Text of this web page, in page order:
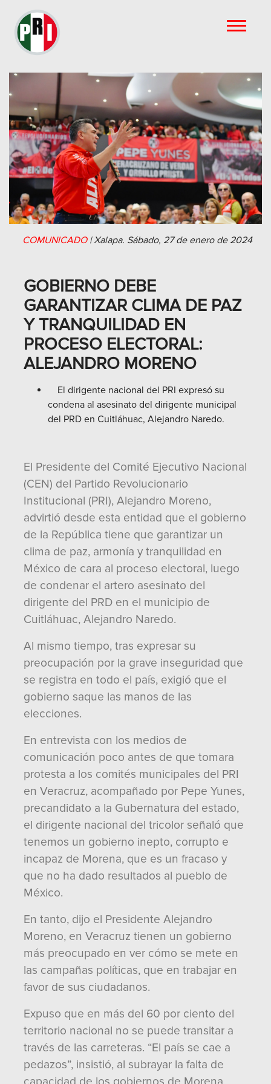
COMUNICADO|Xalapa. Sábado, 27 de enero de 2024
GOBIERNO DEBE
GARANTIZAR CLIMA DE PAZ
Y TRANQUILIDAD EN
PROCESO ELECTORAL:
ALEJANDRO MORENO
El dirigente nacional del PRI expresó su
condena al asesinato del dirigente municipal
del PRD en Cuitláhuac, Alejandro Naredo.
El Presidente del Comité Ejecutivo Nacional
(CEN) del Partido Revolucionario
Institucional (PRI), Alejandro Moreno,
advirtió desde esta entidad que el gobierno
de la República tiene que garantizar un
clima de paz, armonía y tranquilidad en
México de cara al proceso electoral, luego
de condenar el artero asesinato del
dirigente del PRD en el municipio de
Cuitláhuac, Alejandro Naredo.
Al mismo tiempo, tras expresar su
preocupación por la grave inseguridad que
se registra en todo el país, exigió que el
gobierno saque las manos de las
elecciones.
En entrevista con los medios de
comunicación poco antes de que tomara
protesta a los comités municipales del PRI
en Veracruz, acompañado por Pepe Yunes,
precandidato a la Gubernatura del estado,
el dirigente nacional del tricolor señaló que
tenemos un gobierno inepto, corrupto e
incapaz de Morena, que es un fracaso y
que no ha dado resultados al pueblo de
México.
En tanto, dijo el Presidente Alejandro
Moreno, en Veracruz tienen un gobierno
más preocupado en ver cómo se mete en
las campañas políticas, que en trabajar en
favor de sus ciudadanos.
Expuso que en más del 60 por ciento del
territorio nacional no se puede transitar a
través de las carreteras. “El país se cae a
pedazos”, insistió, al subrayar la falta de